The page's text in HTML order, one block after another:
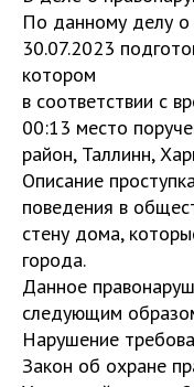
По данному делу о
30.07.2023
котором
в соответствии с
00:13 место
район, Таллинн,
Описание
поведения в
стену дома,
города.
Данное
следующим
Нарушение
Закон об охране